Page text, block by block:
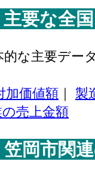
1,581[
2,070[
[百万円
：プラスチ
いは加工所の
：プラス
常用労働者の
件費及び派遣
主要な全
的な主要デ
加価値額 ｜ 製
売上金額
笠岡市関